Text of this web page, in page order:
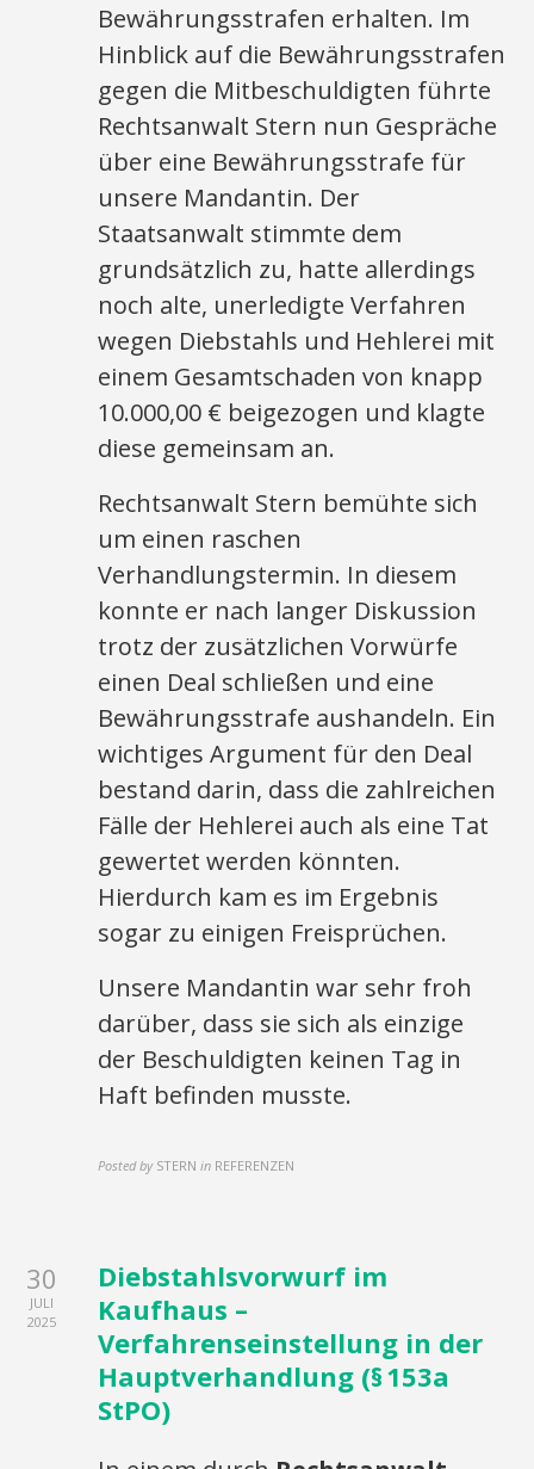
Bewährungsstrafen erhalten. Im
Hinblick auf die Bewährungsstrafen
gegen die Mitbeschuldigten führte
Rechtsanwalt Stern nun Gespräche
über eine Bewährungsstrafe für
unsere Mandantin. Der
Staatsanwalt stimmte dem
grundsätzlich zu, hatte allerdings
noch alte, unerledigte Verfahren
wegen Diebstahls und Hehlerei mit
einem Gesamtschaden von knapp
10.000,00 € beigezogen und klagte
diese gemeinsam an.
Rechtsanwalt Stern bemühte sich
um einen raschen
Verhandlungstermin. In diesem
konnte er nach langer Diskussion
trotz der zusätzlichen Vorwürfe
einen Deal schließen und eine
Bewährungsstrafe aushandeln. Ein
wichtiges Argument für den Deal
bestand darin, dass die zahlreichen
Fälle der Hehlerei auch als eine Tat
gewertet werden könnten.
Hierdurch kam es im Ergebnis
sogar zu einigen Freisprüchen.
Unsere Mandantin war sehr froh
darüber, dass sie sich als einzige
der Beschuldigten keinen Tag in
Haft befinden musste.
Posted by STERN in REFERENZEN
30
JULI
2025
Diebstahlsvorwurf im
Kaufhaus –
Verfahrenseinstellung in der
Hauptverhandlung (§ 153a
StPO)